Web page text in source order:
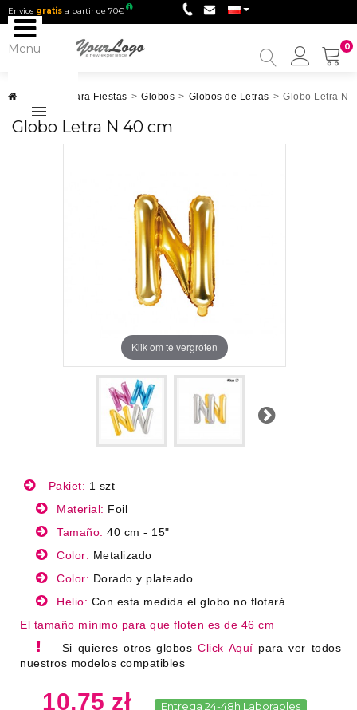
Envios gratis a partir de 70€
0
My
Menu
Artículos para Fiestas > Globos > Globos de Letras > Globo Letra N
Globo Letra N 40 cm
Klik om te vergroten
Next
Pakiet: 1 szt
Material: Foil
Tamaño: 40 cm - 15"
Color: Metalizado
Color: Dorado y plateado
Helio: Con esta medida el globo no flotará
El tamaño mínimo para que floten es de 46 cm
Si quieres otros globosClick Aquí para ver todos
nuestros modelos compatibles
10,75 zł Entrega 24-48h Laborables